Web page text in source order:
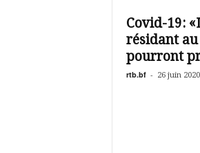
Covid-19:
résidant
pourront
rtb.bf - 26 juin 2020